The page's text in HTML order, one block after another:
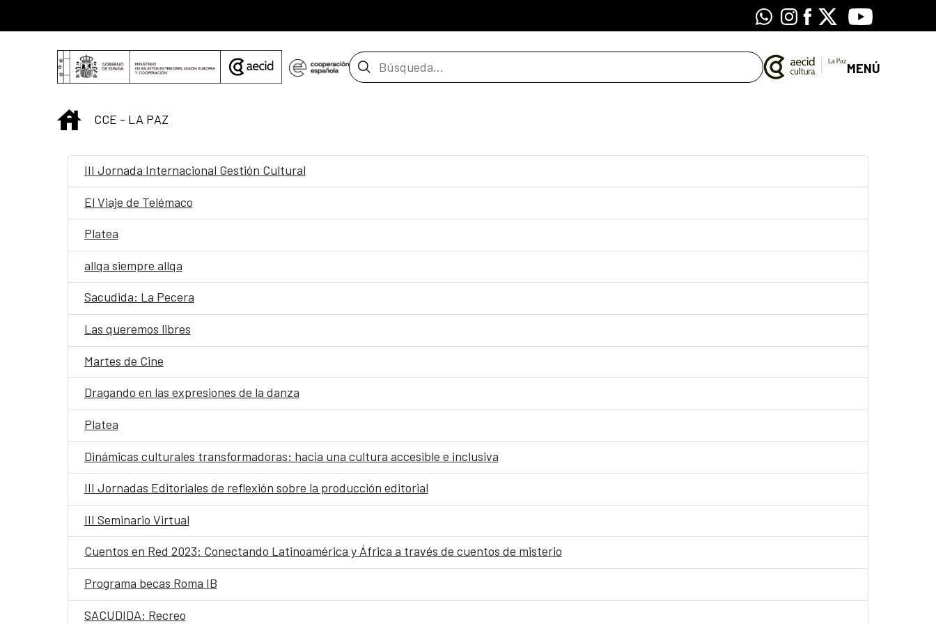
WhatsappInstagram
Facebook
X Youtube
Barra de búsqueda MENÚ
INICIO
CCE - LA PAZ
III Jornada Internacional Gestión Cultural
El Viaje de Telémaco
Platea
allqa siempre allqa
Sacudida: La Pecera
Las queremos libres
Martes de Cine
Dragando en las expresiones de la danza
Platea
Dinámicas culturales transformadoras: hacia una cultura accesible e inclusiva
III Jornadas Editoriales de reflexión sobre la producción editorial
III Seminario Virtual
Cuentos en Red 2023: Conectando Latinoamérica y África a través de cuentos de misterio
Programa becas Roma IB
SACUDIDA: Recreo